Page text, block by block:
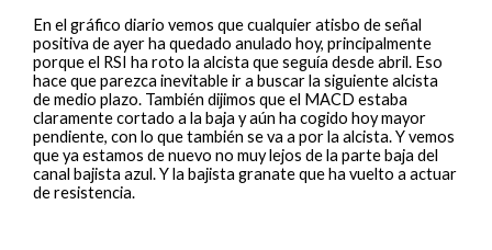
En el gráfico diario vemos que cualquier atisbo de señal
positiva de ayer ha quedado anulado hoy, principalmente
porque el RSI ha roto la alcista que seguía desde abril. Eso
hace que parezca inevitable ir a buscar la siguiente alcista
de medio plazo. También dijimos que el MACD estaba
claramente cortado a la baja y aún ha cogido hoy mayor
pendiente, con lo que también se va a por la alcista. Y vemos
que ya estamos de nuevo no muy lejos de la parte baja del
canal bajista azul. Y la bajista granate que ha vuelto a actuar
de resistencia.